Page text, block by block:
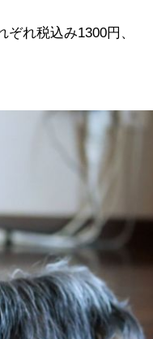
れ税込み1300円、